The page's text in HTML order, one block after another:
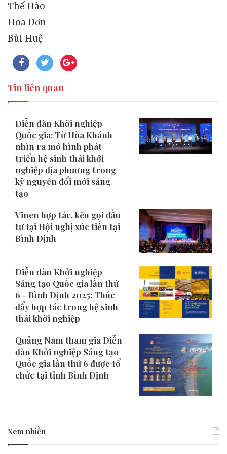
Thế Hào
Hoa Dơn
Bùi Huệ
Tin liên quan
Diễn đàn Khởi nghiệp
Quốc gia: Từ Hòa Khánh
nhìn ra mô hình phát
triển hệ sinh thái khởi
nghiệp địa phương trong
kỷ nguyên đổi mới sáng
tạo
Vinen hợp tác, kêu gọi đầu
tư tại Hội nghị xúc tiến tại
Bình Định
Diễn đàn Khởi nghiệp
Sáng tạo Quốc gia lần thứ
6 - Bình Định 2025: Thúc
đẩy hợp tác trong hệ sinh
thái khởi nghiệp
Quảng Nam tham gia Diễn
đàn Khởi nghiệp Sáng tạo
Quốc gia lần thứ 6 được tổ
chức tại tỉnh Bình Định
Xem nhiều